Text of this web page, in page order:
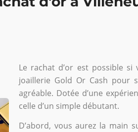
Le rachat d’or est possible si
joaillerie Gold Or Cash pour
agréable. Dotée d’une
celle d’un simple débutant.
D’abord, vous aurez la main